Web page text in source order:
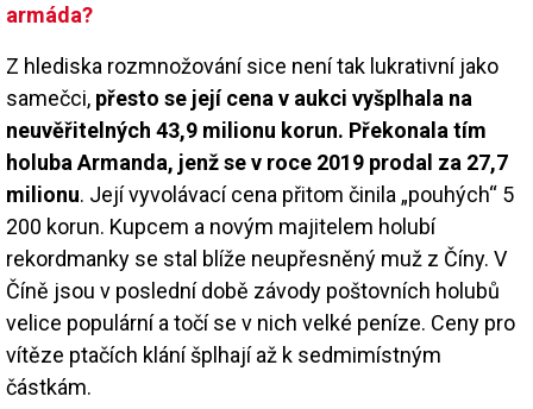
armáda?
Z hlediska rozmnožování sice není tak lukrativní jako
samečci, přesto se její cena v aukci vyšplhala na
neuvěřitelných 43,9 milionu korun. Překonala tím
holuba Armanda, jenž se v roce 2019 prodal za 27,7
milionu. Její vyvolávací cena přitom činila „pouhých“ 5
200 korun. Kupcem a novým majitelem holubí
rekordmanky se stal blíže neupřesněný muž z Číny. V
Číně jsou v poslední době závody poštovních holubů
velice populární a točí se v nich velké peníze. Ceny pro
vítěze ptačích klání šplhají až k sedmimístným
částkám.